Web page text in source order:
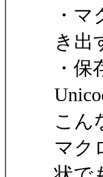
・
き出
・
こん
マク